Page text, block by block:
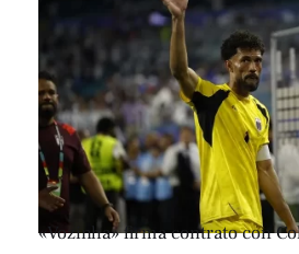
«Vozinha» firma contrato con